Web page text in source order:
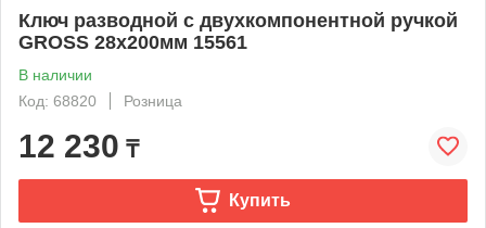
Ключ разводной с двухкомпонентной ручкой
GROSS 28х200мм 15561
В наличии
Код: 68820
Розница
12 230 ₸
Купить